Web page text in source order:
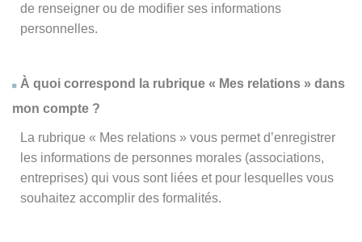
de renseigner ou de modifier ses informations
personnelles.
À quoi correspond la rubrique « Mes relations » dans
mon compte ?
La rubrique « Mes relations » vous permet d’enregistrer
les informations de personnes morales (associations,
entreprises) qui vous sont liées et pour lesquelles vous
souhaitez accomplir des formalités.